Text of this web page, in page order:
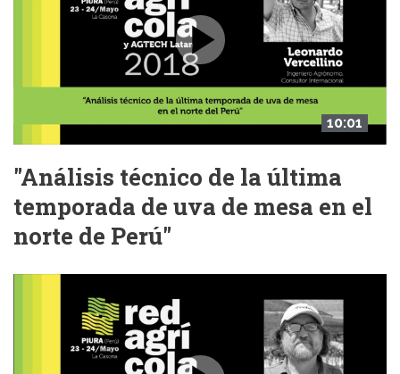
10:01
"Análisis técnico de la última
temporada de uva de mesa en el
norte de Perú"